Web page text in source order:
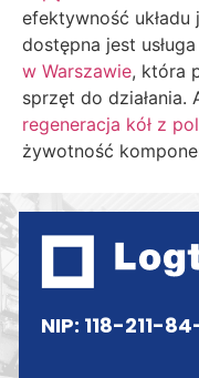
efektywność
dostępna jest usługa
w Warszawie, która
sprzęt do działania.
regeneracja kół z
żywotność
NIP: 118-211-